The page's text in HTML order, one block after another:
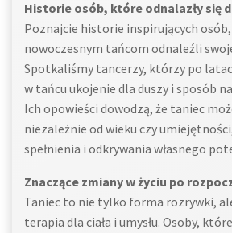
Historie osób, które odnalazły się
Poznajcie historie inspirujących
nowoczesnym tańcom odnaleźli
Spotkaliśmy tancerzy, którzy po
w tańcu ukojenie dla duszy i sposób
Ich opowieści dowodzą, że taniec
niezależnie od wieku czy
spełnienia i odkrywania własnego
Znaczące zmiany w życiu po
Taniec to nie tylko forma rozrywki,
terapia dla ciała i umysłu. Osoby,